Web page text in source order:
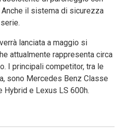
il sistema di sicurezza
lanciata a maggio si
attualmente rappresenta circa
I principali competitor, tra le
sono Mercedes Benz Classe
Hybrid e Lexus LS 600h.